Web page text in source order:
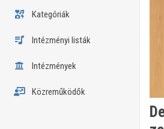
Kategóriák
Intézményi listák
Intézmények
Közreműködők